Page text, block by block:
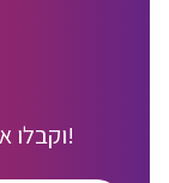
וקבלו את כל הדילים החמים ישר למייל!